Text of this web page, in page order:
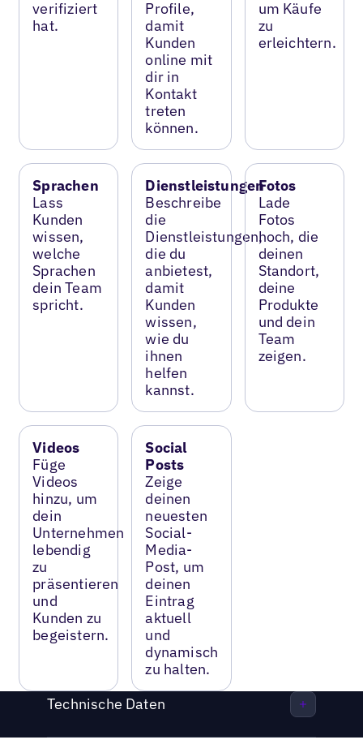
verifiziert
hat.
Profile,
damit
Kunden
online mit
dir in
Kontakt
treten
können.
um Käufe
zu
erleichtern.
Sprachen
Lass
Kunden
wissen,
welche
Sprachen
dein Team
spricht.
Dienstleistungen
Beschreibe
die
Dienstleistungen,
die du
anbietest,
damit
Kunden
wissen,
wie du
ihnen
helfen
kannst.
Fotos
Lade
Fotos
hoch, die
deinen
Standort,
deine
Produkte
und dein
Team
zeigen.
Videos
Füge
Videos
hinzu, um
dein
Unternehmen
lebendig
zu
präsentieren
und
Kunden zu
begeistern.
Social
Posts
Zeige
deinen
neuesten
Social-
Media-
Post, um
deinen
Eintrag
aktuell
und
dynamisch
zu halten.
Technische Daten